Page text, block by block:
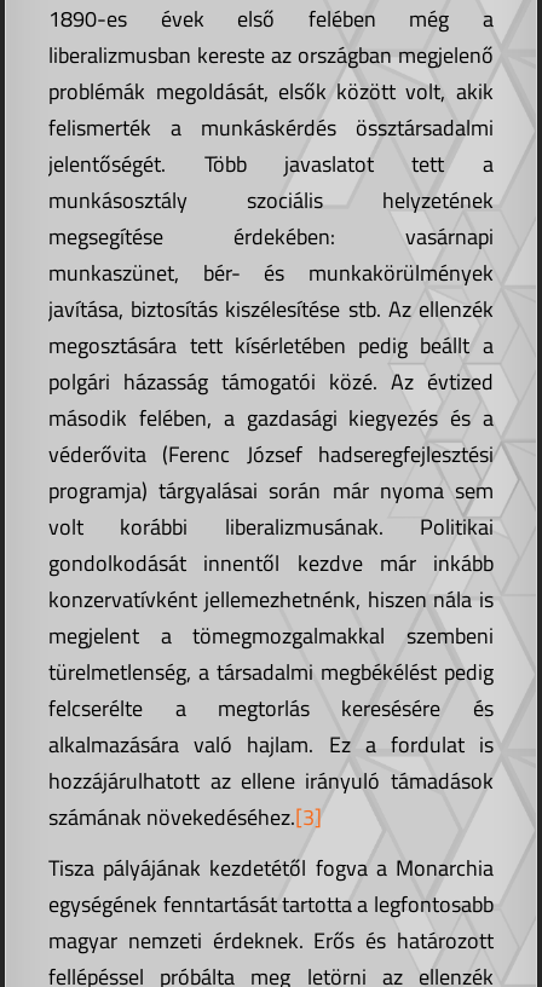
1890-es évek első felében még a
liberalizmusban kereste az országban megjelenő
problémák megoldását, elsők között volt, akik
felismerték a munkáskérdés össztársadalmi
jelentőségét. Több javaslatot tett a
munkásosztály szociális helyzetének
megsegítése érdekében: vasárnapi
munkaszünet, bér- és munkakörülmények
javítása, biztosítás kiszélesítése stb. Az ellenzék
megosztására tett kísérletében pedig beállt a
polgári házasság támogatói közé. Az évtized
második felében, a gazdasági kiegyezés és a
véderővita (Ferenc József hadseregfejlesztési
programja) tárgyalásai során már nyoma sem
volt korábbi liberalizmusának. Politikai
gondolkodását innentől kezdve már inkább
konzervatívként jellemezhetnénk, hiszen nála is
megjelent a tömegmozgalmakkal szembeni
türelmetlenség, a társadalmi megbékélést pedig
felcserélte a megtorlás keresésére és
alkalmazására való hajlam. Ez a fordulat is
hozzájárulhatott az ellene irányuló támadások
számának növekedéséhez.[3]
Tisza pályájának kezdetétől fogva a Monarchia
egységének fenntartását tartotta a legfontosabb
magyar nemzeti érdeknek. Erős és határozott
fellépéssel próbálta meg letörni az ellenzék